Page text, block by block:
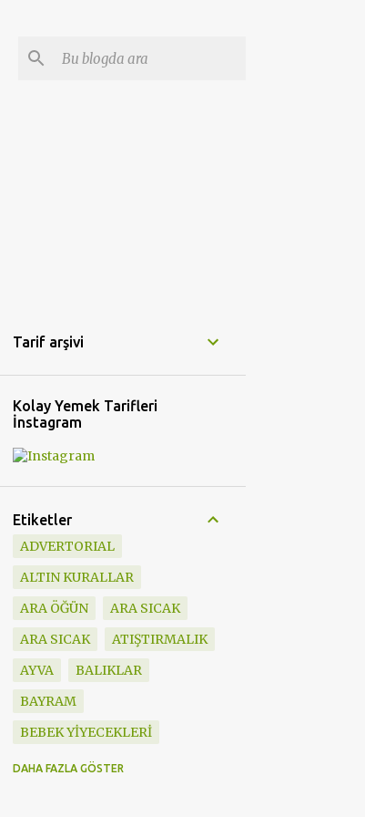
Tarif arşivi
Kolay Yemek Tarifleri
İnstagram
Etiketler
ADVERTORIAL
ALTIN KURALLAR
ARA ÖĞÜN
ARA SICAK
ARA SICAK
ATIŞTIRMALIK
AYVA
BALIKLAR
BAYRAM
BEBEK YİYECEKLERİ
BESLENME ÇANTASI
DAHA FAZLA GÖSTER